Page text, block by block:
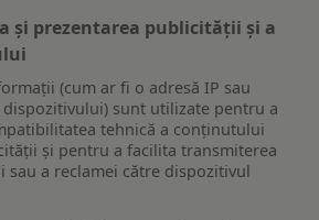
și prezentarea publicității și a
(cum ar fi o adresă IP sau
dispozitivului) sunt utilizate pentru a
tehnică a conținutului
și pentru a facilita transmiterea
sau a reclamei către dispozitivul